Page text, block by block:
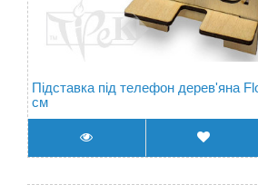
Підставка під телефон дерев'яна
см